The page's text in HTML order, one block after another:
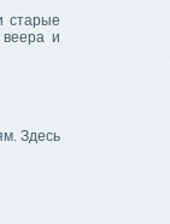
старые
и
Здесь